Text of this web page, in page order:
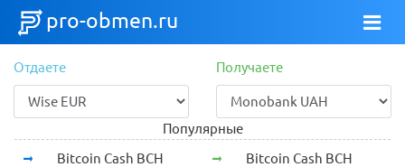
pro-obmen.ru
Отдаете Получаете
Популярные
Bitcoin Cash BCH
Bitcoin Cash BCH